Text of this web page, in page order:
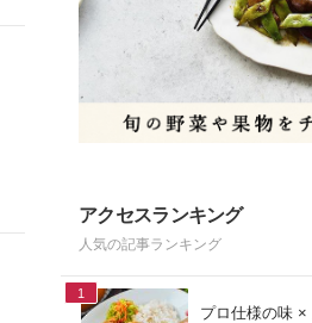
アクセスランキング
人気の記事ランキング
1
プロ仕様の味 ×